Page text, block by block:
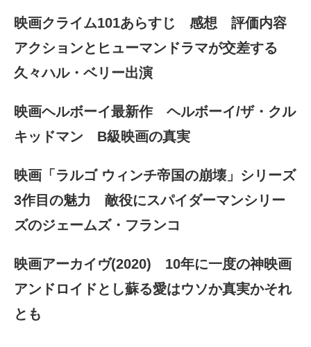
映画クライム101あらすじ 感想 評価内容
アクションとヒューマンドラマが交差する
久々ハル・ベリー出演
映画ヘルボーイ最新作 ヘルボーイ/ザ・クル
キッドマン B級映画の真実
映画「ラルゴ ウィンチ帝国の崩壊」シリーズ
3作目の魅力 敵役にスパイダーマンシリー
ズのジェームズ・フランコ
映画アーカイヴ(2020) 10年に一度の神映画
アンドロイドとし蘇る愛はウソか真実かそれ
とも